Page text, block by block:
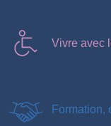
Vivre avec
Formation,